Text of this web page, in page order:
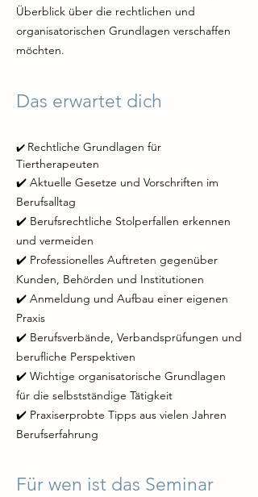
Überblick über die rechtlichen und
organisatorischen Grundlagen verschaffen
möchten.
Das erwartet dich
✔️ Rechtliche Grundlagen für
Tiertherapeuten
✔️ Aktuelle Gesetze und Vorschriften im
Berufsalltag
✔️ Berufsrechtliche Stolperfallen erkennen
und vermeiden
✔️ Professionelles Auftreten gegenüber
Kunden, Behörden und Institutionen
✔️ Anmeldung und Aufbau einer eigenen
Praxis
✔️ Berufsverbände, Verbandsprüfungen und
berufliche Perspektiven
✔️ Wichtige organisatorische Grundlagen
für die selbstständige Tätigkeit
✔️ Praxiserprobte Tipps aus vielen Jahren
Berufserfahrung
Für wen ist das Seminar